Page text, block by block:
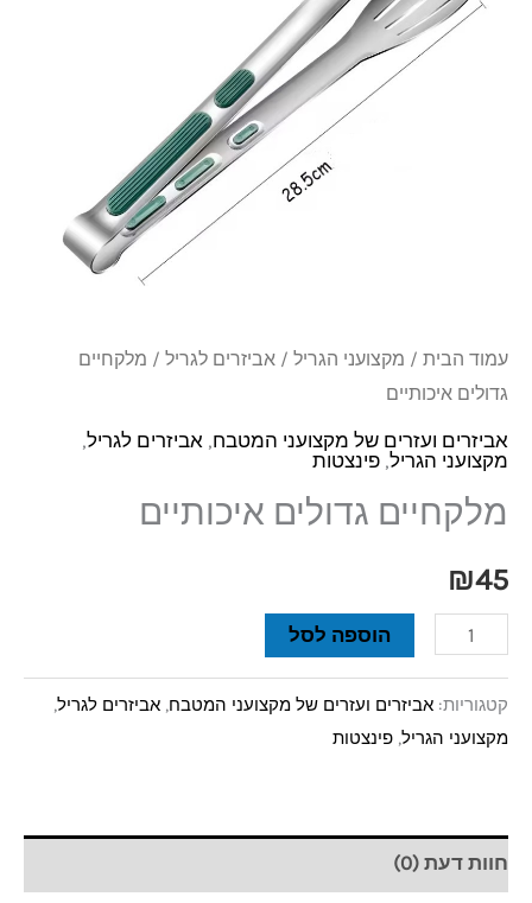
עמוד הבית / מקצועני הגריל / אביזרים לגריל / מלקחיים
גדולים איכותיים
אביזרים ועזרים של מקצועני המטבח, אביזרים לגריל,
מקצועני הגריל, פינצטות
מלקחיים גדולים איכותיים
₪45
הוספה לסל
קטגוריות: אביזרים ועזרים של מקצועני המטבח, אביזרים לגריל,
מקצועני הגריל, פינצטות
חוות דעת (0)